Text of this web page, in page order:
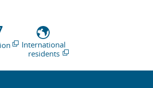
International
residents